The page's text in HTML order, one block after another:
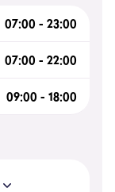
07:00 - 23:00
07:00 - 22:00
09:00 - 18:00